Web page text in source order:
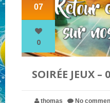
NOS PARTENAIRES
07
0
SOIRÉE JEUX –
thomas No